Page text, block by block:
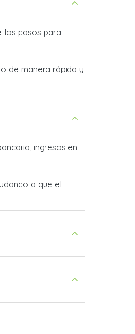
los pasos para
de manera rápida y
ingresos en
a que el